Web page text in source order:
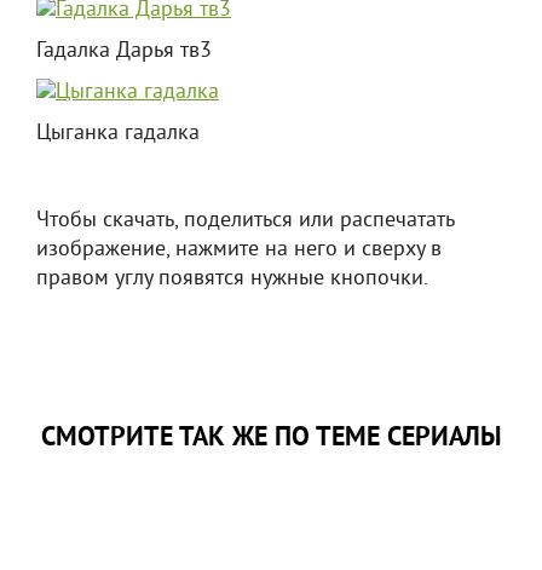
Гадалка Дарья тв3
Цыганка гадалка
Чтобы скачать, поделиться или распечатать
изображение, нажмите на него и сверху в
правом углу появятся нужные кнопочки.
СМОТРИТЕ ТАК ЖЕ ПО ТЕМЕ СЕРИАЛЫ